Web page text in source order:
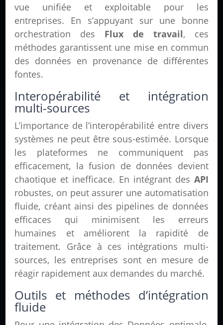
vue unifiée et exploitable pour les
entreprises. En s’appuyant sur une bonne
orchestration des Flux de travail, ces
méthodes garantissent une mise en commun
des données en provenance de différentes
fontes.
Interopérabilité et intégration
multi-sources
L’importance de l’interopérabilité entre divers
systèmes ne peut être sous-estimée. Lorsque
les plateformes ne communiquent pas
efficacement, la fusion de données devient
chaotique et inefficace. En intégrant des API
robustes, on peut assurer une automatisation
fluide, créant ainsi des pipelines de données
efficaces qui minimisent les erreurs
humaines et améliorent la rapidité de
traitement. Grâce à ces intégrations multi-
sources, les entreprises sont en mesure de
réagir rapidement aux demandes du marché.
Outils et méthodes d’intégration
fluide